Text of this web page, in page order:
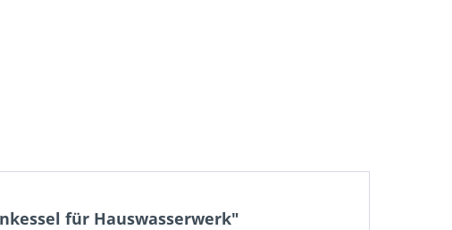
für Hauswasserwerk"